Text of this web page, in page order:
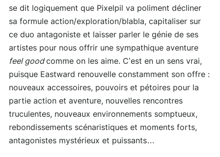
se dit logiquement que Pixelpil va poliment décliner
sa formule action/exploration/blabla, capitaliser sur
ce duo antagoniste et laisser parler le génie de ses
artistes pour nous offrir une sympathique aventure
feel goodcomme on les aime. C’est en un sens vrai,
puisque Eastward renouvelle constamment son offre :
nouveaux accessoires, pouvoirs et pétoires pour la
partie action et aventure, nouvelles rencontres
truculentes, nouveaux environnements somptueux,
rebondissements scénaristiques et moments forts,
antagonistes mystérieux et puissants…